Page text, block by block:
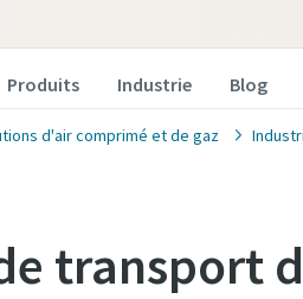
Produits Industrie Blog
d'air comprimé et de gaz
transport